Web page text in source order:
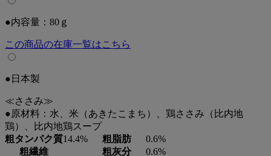
●内容量：80ｇ
この商品の在庫一覧はこちら
●日本製
≪ささみ≫
●原材料：水、米（あきたこまち）、鶏ささみ（比内地
鶏）、比内地鶏スープ
粗タンパク質14.4% 粗脂肪
0.6%
粗繊維
粗灰分 0.6%